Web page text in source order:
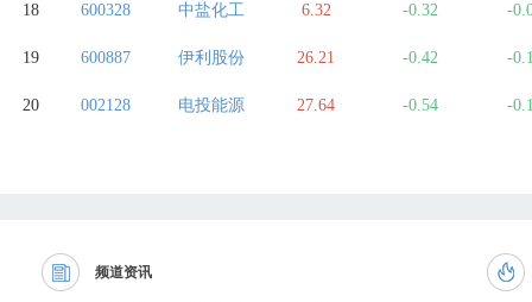
18 600328 中盐化工 6.32 -0.32 -
19 600887 伊利股份 26.21 -0.42 -
20 002128 电投能源 27.64 -0.54 -
频道资讯